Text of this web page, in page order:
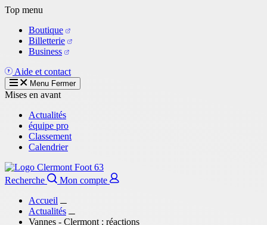
Aller
contenu
principal
Top menu
Boutique
Billetterie
Business
Aide et contact
Menu Fermer
Mises en avant
Actualités
équipe pro
Classement
Calendrier
Recherche
Mon compte
Accueil
Actualités
Vannes - Clermont : réactions